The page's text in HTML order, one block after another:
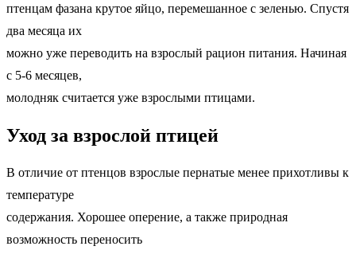
птенцам фазана крутое яйцо, перемешанное с зеленью. Спустя
два месяца их
можно уже переводить на взрослый рацион питания. Начиная
с 5-6 месяцев,
молодняк считается уже взрослыми птицами.
Уход за взрослой птицей
В отличие от птенцов взрослые пернатые менее прихотливы к
температуре
содержания. Хорошее оперение, а также природная
возможность переносить